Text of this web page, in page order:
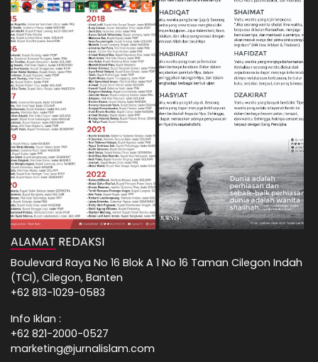
ALAMAT REDAKSI
Boulevard Raya No 16 Blok A 1 No 16 Taman Cilegon Indah
(TCI), Cilegon, Banten
+62 813-1029-0583
Info Iklan :
+62 821-2000-0527
marketing@jurnalislam.com